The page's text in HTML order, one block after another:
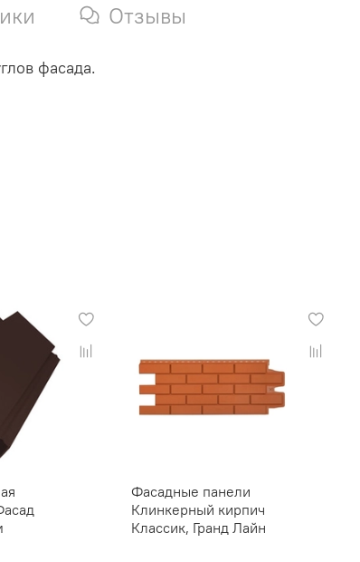
Отзывы
фасада.
Фасадные панели
Клинкерный кирпич
Классик, Гранд Лайн